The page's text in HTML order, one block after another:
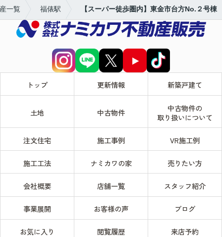
一覧 福俵駅 【スーパー徒歩圏内】東金市台方No.２号棟
トップ 更新情報 新築戸建て
土地 中古物件
中古物件の
取り扱いについて
注文住宅 施工事例 VR施工例
施工工法 ナミカワの家 売りたい方
会社概要 店舗一覧 スタッフ紹介
事業展開 お客様の声 ブログ
お気に入り 閲覧履歴 来店予約